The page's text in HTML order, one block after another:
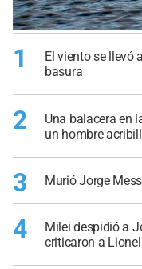
1
El viento se llevó
basura
2
Una balacera en
un hombre
3 Murió Jorge
4
Milei despidió a
criticaron a